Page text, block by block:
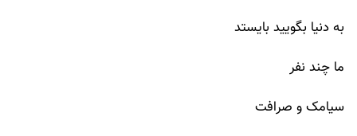
به دنیا بگویید بایستد
ما چند نفر
سیامک و صرافت